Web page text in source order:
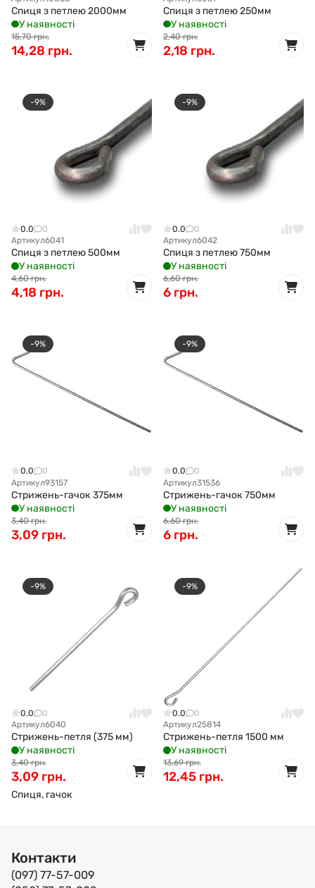
Спиця з петлею 2000мм
У наявності
15,70 грн.
14,28 грн.
Спиця з петлею 250мм
У наявності
2,40 грн.
2,18 грн.
-9%
0.0
0
Артикул6041
Спиця з петлею 500мм
У наявності
4,60 грн.
4,18 грн.
-9%
0.0
0
Артикул6042
Спиця з петлею 750мм
У наявності
6,60 грн.
6 грн.
-9%
0.0
0
Артикул93157
Стрижень-гачок 375мм
У наявності
3,40 грн.
3,09 грн.
-9%
0.0
0
Артикул31536
Стрижень-гачок 750мм
У наявності
6,60 грн.
6 грн.
-9%
0.0
0
Артикул6040
Стрижень-петля (375 мм)
У наявності
3,40 грн.
3,09 грн.
-9%
0.0
0
Артикул25814
Стрижень-петля 1500 мм
У наявності
13,69 грн.
12,45 грн.
Спиця, гачок
Контакти
(097) 77-57-009